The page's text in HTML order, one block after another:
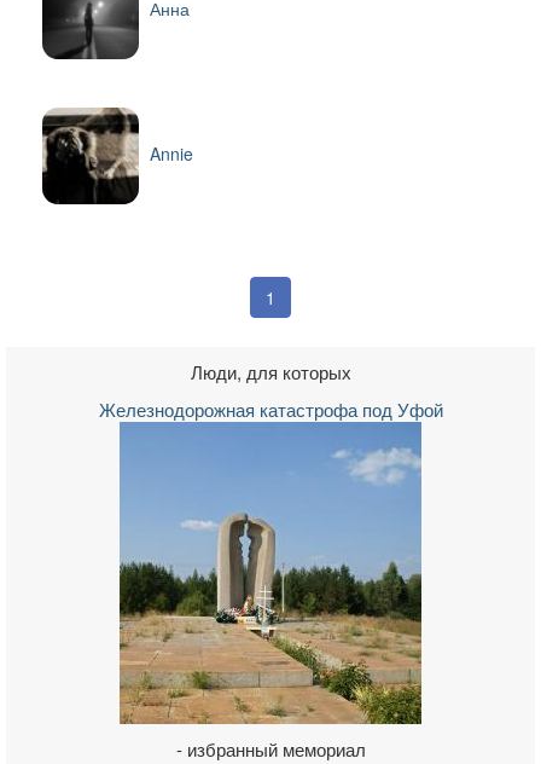
Анна
Annie
1
Люди, для которых
Железнодорожная катастрофа под Уфой
- избранный мемориал